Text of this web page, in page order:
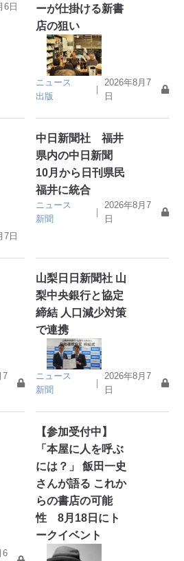
6日
ーが仕掛ける新書
店の狙い
ニュース
出版
｜
2026年8月7
日
7日
中日新聞社 福井
県内の中日新聞
10月から日刊県民
福井に統合
ニュース
新聞
｜
2026年8月7
日
7
山梨日日新聞社 山
梨中央銀行と協定
締結 人口減少対策
で連携
ニュース
新聞
｜
2026年8月7
日
6
【参加受付中】
「本屋に人を呼ぶ
には？」 飯田一史
さんが語る これか
らの書店の可能
性 8月18日にト
ークイベント